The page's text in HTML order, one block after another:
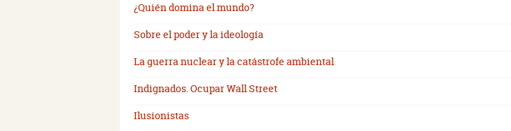
¿Quién domina el mundo?
Sobre el poder y la ideología
La guerra nuclear y la catástrofe ambiental
Indignados. Ocupar Wall Street
Ilusionistas